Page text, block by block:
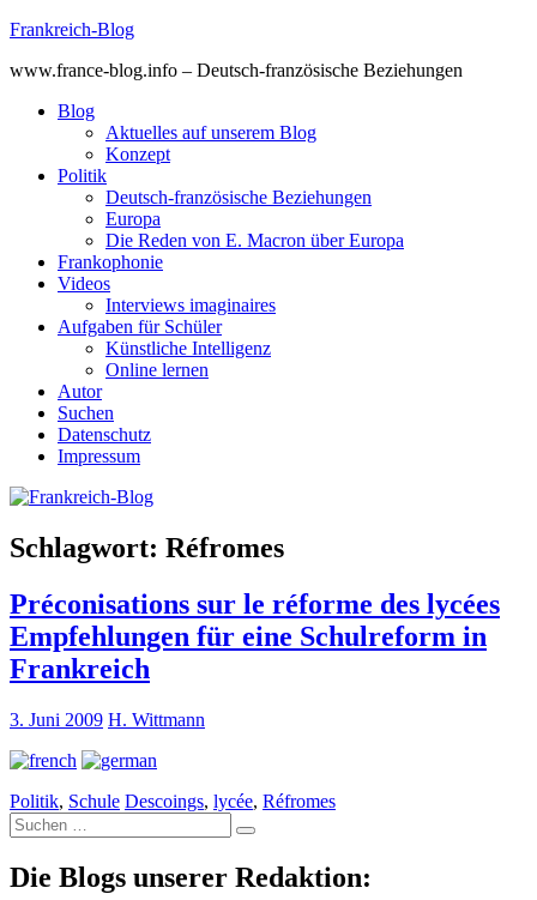
Skip
content
Frankreich-Blog
www.france-blog.info – Deutsch-französische Beziehungen
Blog
Aktuelles auf unserem Blog
Konzept
Politik
Deutsch-französische Beziehungen
Europa
Die Reden von E. Macron über Europa
Frankophonie
Videos
Interviews imaginaires
Aufgaben für Schüler
Künstliche Intelligenz
Online lernen
Autor
Suchen
Datenschutz
Impressum
Schlagwort: Réfromes
Préconisations sur le réforme des lycées
Empfehlungen für eine Schulreform in
Frankreich
3. Juni 2009 H. Wittmann
Politik, Schule Descoings, lycée, Réfromes
Suche
nach:
Die Blogs unserer Redaktion: